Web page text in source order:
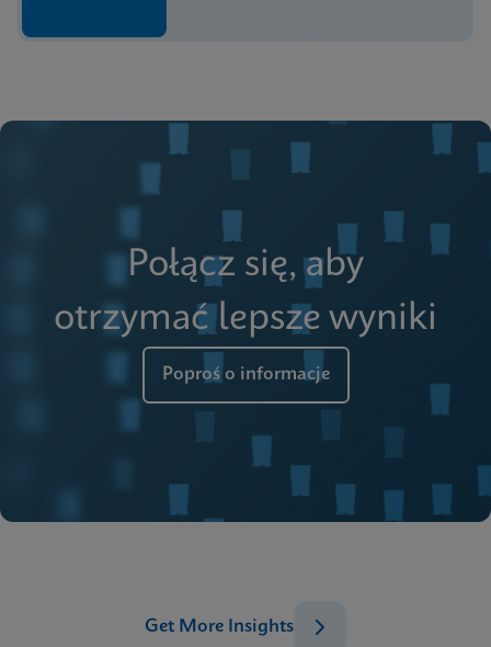
Połącz się, aby
otrzymać lepsze wyniki
Poproś o informacje
Get More Insights